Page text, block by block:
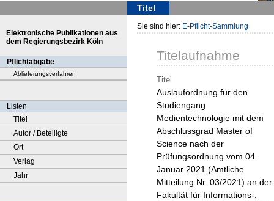
Titel
Elektronische Publikationen aus
dem Regierungsbezirk Köln
Pflichtabgabe
Ablieferungsverfahren
Listen
Titel
Autor / Beteiligte
Ort
Verlag
Jahr
Sie sind hier: E-Pflicht-Sammlung
Titelaufnahme
Titel
Auslaufordnung für den
Studiengang
Medientechnologie mit dem
Abschlussgrad Master of
Science nach der
Prüfungsordnung vom 04.
Januar 2021 (Amtliche
Mitteilung Nr. 03/2021) an der
Fakultät für Informations-,